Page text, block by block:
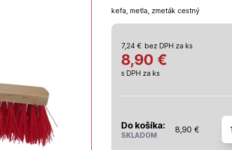
kefa, metla, zmeták cestný
7,24 € bez DPH za ks
8,90 €
s DPH za ks
Do košíka:
SKLADOM
8,90 €